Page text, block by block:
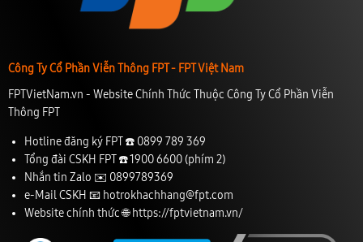
Công Ty Cổ Phần Viễn Thông FPT - FPT Việt Nam
FPTVietNam.vn - Website Chính Thức Thuộc Công Ty Cổ Phần Viễn
Thông FPT
Hotline đăng ký FPT ☎️ 0899 789 369
Tổng đài CSKH FPT ☎️1900 6600(phím 2)
Nhắn tin Zalo ✉️ 0899789369
e-Mail CSKH 📧 hotrokhachhang@fpt.com
Website chính thức 🌐 https://fptvietnam.vn/